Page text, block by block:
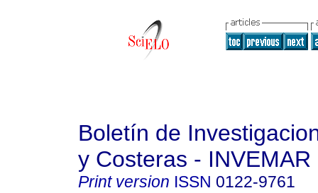
Boletín de
y Costeras - INVEMAR
Print version ISSN 0122-9761